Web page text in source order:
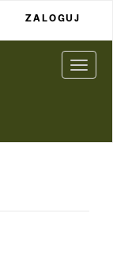
ZALOGUJ